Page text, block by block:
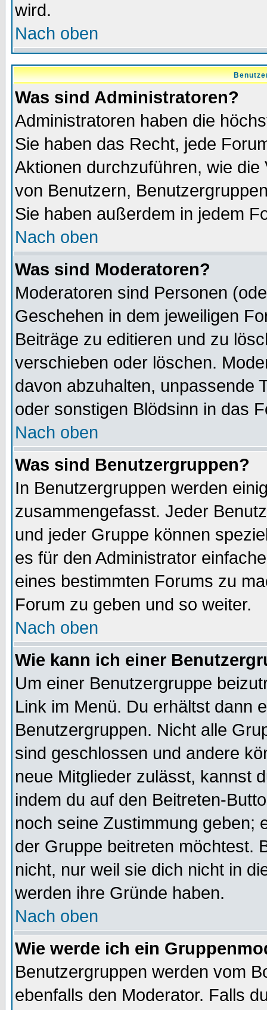
wird.
Nach oben
Was sind Administratoren?
Administratoren haben die
Sie haben das Recht, jede
Aktionen durchzuführen, wie
von Benutzern,
Sie haben außerdem in jedem
Nach oben
Was sind Moderatoren?
Moderatoren sind Personen
Geschehen in dem jeweiligen
Beiträge zu editieren und zu
verschieben oder löschen.
davon abzuhalten, unpassende
oder sonstigen Blödsinn in das
Nach oben
Was sind Benutzergruppen?
In Benutzergruppen werden
zusammengefasst. Jeder
und jeder Gruppe können
es für den Administrator
eines bestimmten Forums zu
Forum zu geben und so weiter.
Nach oben
Wie kann ich einer
Um einer Benutzergruppe
Link im Menü. Du erhältst dann
Benutzergruppen. Nicht alle
sind geschlossen und andere
neue Mitglieder zulässt, kannst
indem du auf den Beitreten-
noch seine Zustimmung geben;
der Gruppe beitreten möchtest.
nicht, nur weil sie dich nicht in
werden ihre Gründe haben.
Nach oben
Wie werde ich ein
Benutzergruppen werden vom
ebenfalls den Moderator. Falls